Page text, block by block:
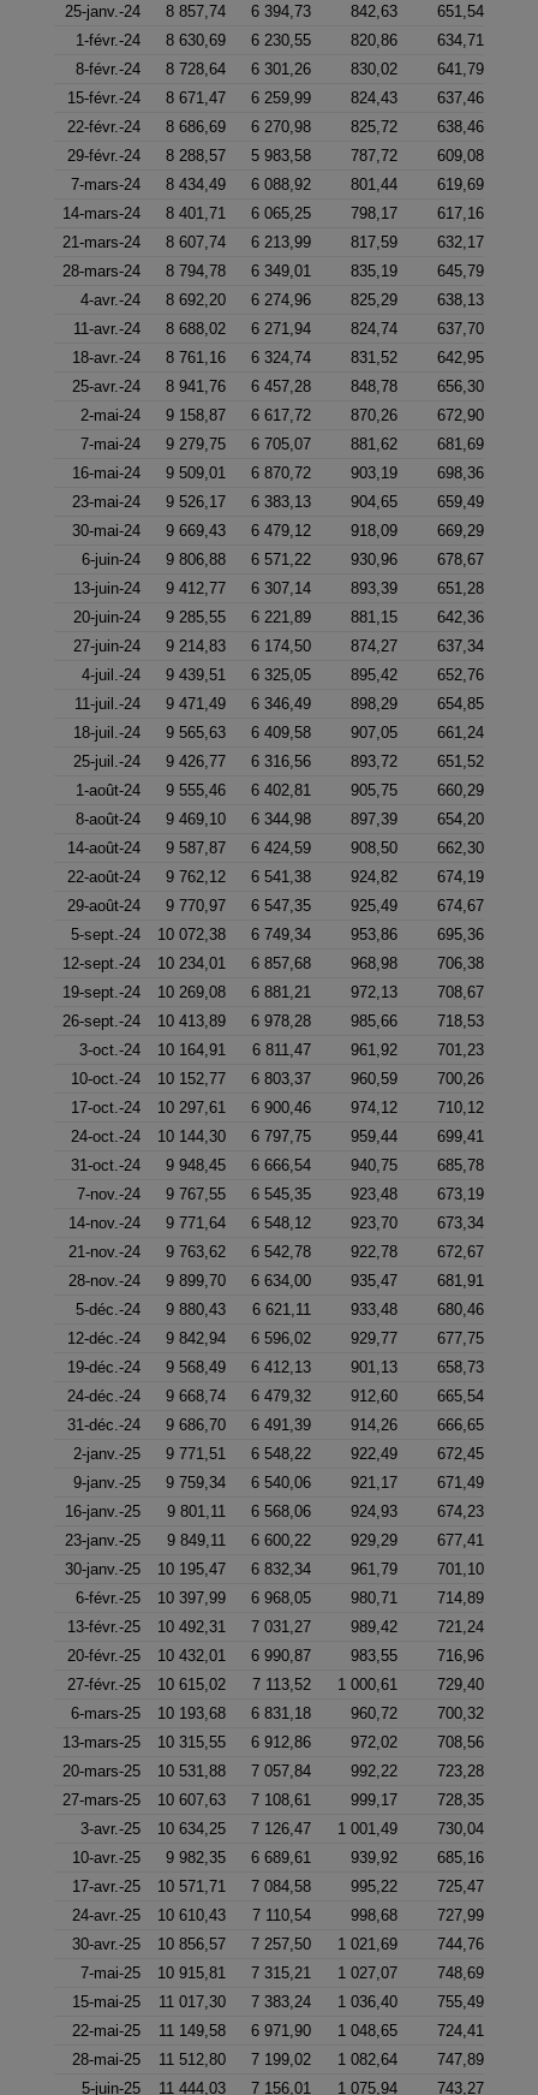
25-janv.-24
8 857,74 6 394,73 842,63
651,54
1-févr.-24
8 630,69 6 230,55 820,86
634,71
8-févr.-24
8 728,64 6 301,26 830,02
641,79
15-févr.-24
8 671,47 6 259,99 824,43
637,46
22-févr.-24
8 686,69 6 270,98 825,72
638,46
29-févr.-24
8 288,57 5 983,58 787,72
609,08
7-mars-24
8 434,49 6 088,92 801,44
619,69
14-mars-24
8 401,71 6 065,25 798,17
617,16
21-mars-24
8 607,74 6 213,99 817,59
632,17
28-mars-24
8 794,78 6 349,01 835,19
645,79
4-avr.-24
8 692,20 6 274,96 825,29
638,13
11-avr.-24
8 688,02 6 271,94 824,74
637,70
18-avr.-24
8 761,16 6 324,74 831,52
642,95
25-avr.-24
8 941,76 6 457,28 848,78
656,30
2-mai-24
9 158,87 6 617,72 870,26
672,90
7-mai-24
9 279,75 6 705,07 881,62
681,69
16-mai-24
9 509,01 6 870,72 903,19
698,36
23-mai-24
9 526,17 6 383,13 904,65
659,49
30-mai-24
9 669,43 6 479,12 918,09
669,29
6-juin-24
9 806,88 6 571,22 930,96
678,67
13-juin-24
9 412,77 6 307,14 893,39
651,28
20-juin-24
9 285,55 6 221,89 881,15
642,36
27-juin-24
9 214,83 6 174,50 874,27
637,34
4-juil.-24
9 439,51 6 325,05 895,42
652,76
11-juil.-24
9 471,49 6 346,49 898,29
654,85
18-juil.-24
9 565,63 6 409,58 907,05
661,24
25-juil.-24
9 426,77 6 316,56 893,72
651,52
1-août-24
9 555,46 6 402,81 905,75
660,29
8-août-24
9 469,10 6 344,98 897,39
654,20
14-août-24
9 587,87 6 424,59 908,50
662,30
22-août-24
9 762,12 6 541,38 924,82
674,19
29-août-24
9 770,97 6 547,35 925,49
674,67
5-sept.-24
10 072,38 6 749,34 953,86
695,36
12-sept.-24
10 234,01 6 857,68 968,98
706,38
19-sept.-24
10 269,08 6 881,21 972,13
708,67
26-sept.-24
10 413,89 6 978,28 985,66
718,53
3-oct.-24
10 164,91 6 811,47 961,92
701,23
10-oct.-24
10 152,77 6 803,37 960,59
700,26
17-oct.-24
10 297,61 6 900,46 974,12
710,12
24-oct.-24
10 144,30 6 797,75 959,44
699,41
31-oct.-24
9 948,45 6 666,54 940,75
685,78
7-nov.-24
9 767,55 6 545,35 923,48
673,19
14-nov.-24
9 771,64 6 548,12 923,70
673,34
21-nov.-24
9 763,62 6 542,78 922,78
672,67
28-nov.-24
9 899,70 6 634,00 935,47
681,91
5-déc.-24
9 880,43 6 621,11 933,48
680,46
12-déc.-24
9 842,94 6 596,02 929,77
677,75
19-déc.-24
9 568,49 6 412,13 901,13
658,73
24-déc.-24
9 668,74 6 479,32 912,60
665,54
31-déc.-24
9 686,70 6 491,39 914,26
666,65
2-janv.-25
9 771,51 6 548,22 922,49
672,45
9-janv.-25
9 759,34 6 540,06 921,17
671,49
16-janv.-25
9 801,11 6 568,06 924,93
674,23
23-janv.-25
9 849,11 6 600,22 929,29
677,41
30-janv.-25
10 195,47 6 832,34 961,79
701,10
6-févr.-25
10 397,99 6 968,05 980,71
714,89
13-févr.-25
10 492,31 7 031,27 989,42
721,24
20-févr.-25
10 432,01 6 990,87 983,55
716,96
27-févr.-25
10 615,02 7 113,52 1 000,61
729,40
6-mars-25
10 193,68 6 831,18 960,72
700,32
13-mars-25
10 315,55 6 912,86 972,02
708,56
20-mars-25
10 531,88 7 057,84 992,22
723,28
27-mars-25
10 607,63 7 108,61 999,17
728,35
3-avr.-25
10 634,25 7 126,47 1 001,49
730,04
10-avr.-25
9 982,35 6 689,61 939,92
685,16
17-avr.-25
10 571,71 7 084,58 995,22
725,47
24-avr.-25
10 610,43 7 110,54 998,68
727,99
30-avr.-25
10 856,57 7 257,50 1 021,69
744,76
7-mai-25
10 915,81 7 315,21 1 027,07
748,69
15-mai-25
11 017,30 7 383,24 1 036,40
755,49
22-mai-25
11 149,58 6 971,90 1 048,65
724,41
28-mai-25
11 512,80 7 199,02 1 082,64
747,89
5-juin-25
11 444,03 7 156,01 1 075,94 743,27